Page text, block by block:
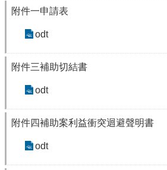
務
專
法
律
預
線
附件一申請表
odt
附件三補助切結書
odt
附件四補助案利益衝突迴避聲明書
odt